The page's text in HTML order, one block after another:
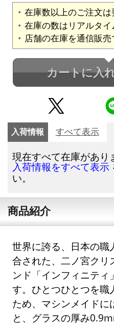
在庫数以上のご注文
在庫の数はリアルタイ
店舗の在庫を通信販売
カートに入
入荷情報 すべて表示
現在すべて在庫があり
入荷情報をすべて表示
い。
商品紹介
世界に誇る、日本の職
合された、二ノ宮クリ
ンド「インフィニテ
す。ひとつひとつを職
ため、マシンメイドに
と、グラスの厚み